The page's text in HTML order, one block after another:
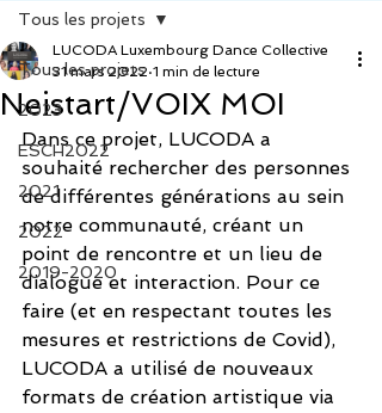
Tous les projets
2023
ESCH2022
2021
2022
2019-2020
Tous les projets
Neistart/VOIX MOI
LUCODA Luxembourg Dance Collective
31 mars 2022 1 min de lecture
Dans ce projet, LUCODA a
souhaité rechercher des personnes
de différentes générations au sein
notre communauté, créant un
point de rencontre et un lieu de
dialogue et interaction. Pour ce
faire (et en respectant toutes les
mesures et restrictions de Covid),
LUCODA a utilisé de nouveaux
formats de création artistique via